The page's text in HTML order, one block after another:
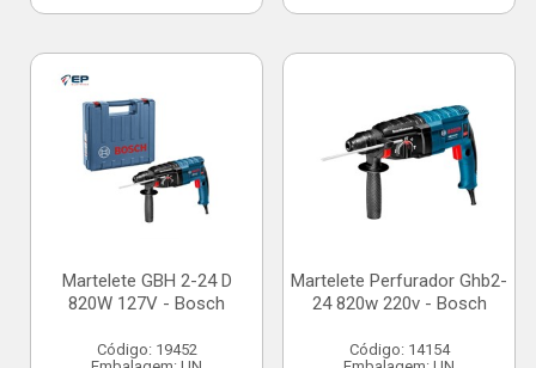
Martelete GBH 2-24 D
820W 127V - Bosch
Código: 19452
Martelete Perfurador Ghb2-
24 820w 220v - Bosch
Código: 14154